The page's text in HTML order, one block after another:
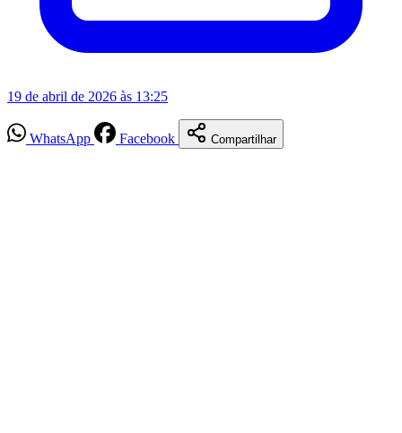
19 de abril de 2026 às 13:25
WhatsApp Facebook Compartilhar